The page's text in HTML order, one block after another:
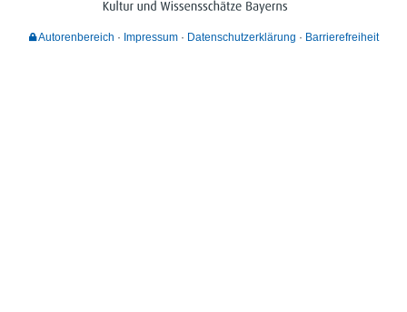
Autorenbereich Impressum Datenschutzerklärung Barrierefreiheit